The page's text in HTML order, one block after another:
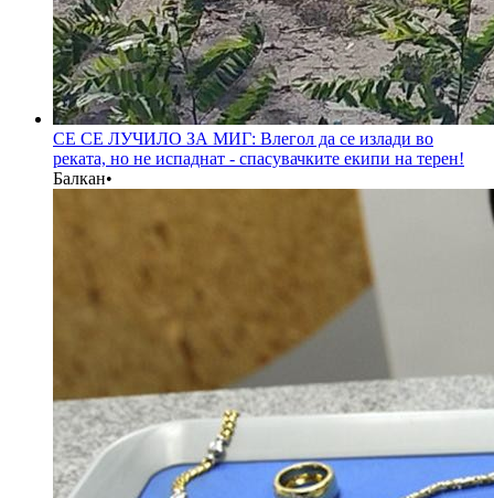
СЕ СЕ ЛУЧИЛО ЗА МИГ: Влегол да се излади во
реката, но не испаднат - спасувачките екипи на терен!
Балкан•